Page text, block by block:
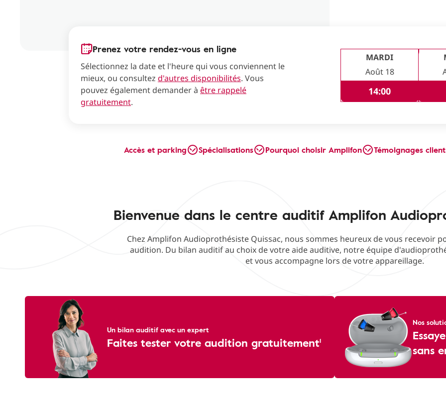
Prenez votre rendez-vous en ligne
Sélectionnez la date et l'heure qui vous conviennent le
mieux, ou consultez d'autres disponibilités. Vous
pouvez également demander à être rappelé
gratuitement.
MARDI
Août 18
14:00
Accès et parking Spécialisations Pourquoi choisir Amplifon Témoignages client
Bienvenue dans le centre auditif Amplifon
Chez Amplifon Audioprothésiste Quissac, nous sommes heureux de vous recevoir
audition. Du bilan auditif au choix de votre aide auditive, notre équipe
et vous accompagne lors de votre appareillage.
Un bilan auditif avec un expert
Faites tester votre audition gratuitement¹
Nos
sans